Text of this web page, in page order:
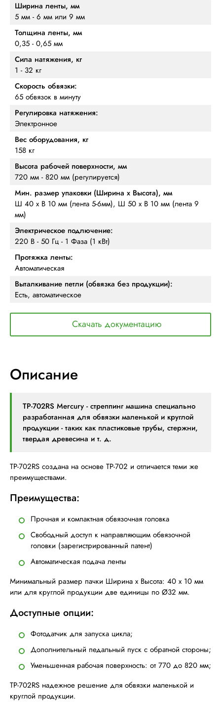
Ширина ленты, мм
5 мм - 6 мм или 9 мм
Толщина ленты, мм
0,35 - 0,65 мм
Сила натяжения, кг
1 - 32 кг
Скорость обвязки:
65 обвязок в минуту
Регулировка натяжения:
Электронное
Вес оборудования, кг
158 кг
Высота рабочей поверхности, мм
720 мм - 820 мм (регулируется)
Мин. размер упаковки (Ширина х Высота), мм
Ш 40 х В 10 мм (лента 5-6мм), Ш 50 х В 10 мм (лента 9
мм)
Электрическое подлючение:
220 В - 50 Гц - 1 Фаза (1 кВт)
Протяжка ленты:
Автоматическая
Выталкивание петли (обвязка без продукции):
Есть, автоматическое
Скачать документацию
Описание
ТР-702RS Mercury - стреппинг машина специально
разработанная для обвязки маленькой и круглой
продукции - таких как пластиковые трубы, стержни,
твердая древесина и т. д.
TP-702RS создана на основе TP-702 и отличается теми же
преимуществами.
Преимущества:
Прочная и компактная обвязочная головка
Свободный доступ к направляющим обвязочной
головки (зарегистрированный патент)
Автоматическая подача ленты
Минимальный размер пачки Ширина х Высота: 40 х 10 мм
или для круглой продукции две единицы по Ø32 мм.
Доступные опции:
Фотодатчик для запуска цикла;
Дополнительный педальный пуск с обратной стороны;
Уменьшенная рабочая поверхность: от 770 до 820 мм;
TP-702RS надежное решение для обвязки маленькой и
круглой продукции.